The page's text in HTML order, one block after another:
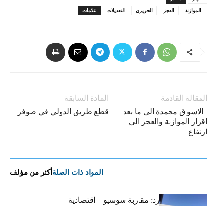
علامات التعديلات الحريري العجز الموازنة
المادة السابقة
قطع طريق الدولي في صوفر
المقالة القادمة
الاسواق مجمدة الى ما بعد
اقرار الموازنة والعجز الى
ارتفاع
المواد ذات الصلةأكثر من مؤلف
التضخم المستورد: مقاربة سوسيو – اقتصادية